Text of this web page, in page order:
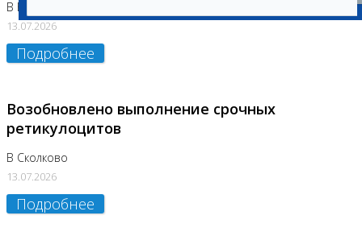
В Бутово
13.07.2026
Подробнее
Возобновлено выполнение срочных
ретикулоцитов
В Сколково
13.07.2026
Подробнее